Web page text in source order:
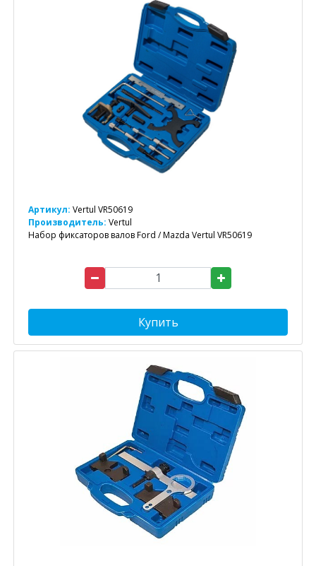
Артикул: Vertul VR50619
Производитель: Vertul
Набор фиксаторов валов Ford / Mazda Vertul VR50619
Купить